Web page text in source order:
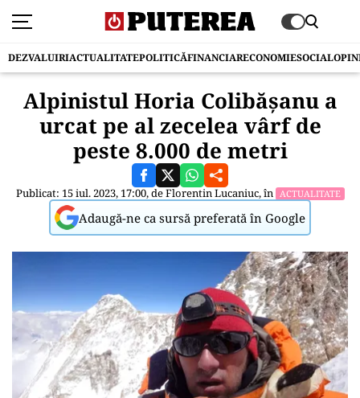
DEZVALUIRIACTUALITATEPOLITICĂFINANCIARECONOMIESOCIAL
Alpinistul Horia Colibăşanu a
urcat pe al zecelea vârf de
peste 8.000 de metri
Publicat: 15 iul. 2023, 17:00, deFlorentin Lucaniuc, în ACTUALITATE
Adaugă-ne ca sursă preferată în Google